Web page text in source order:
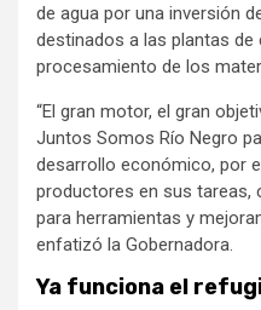
de agua por una inversión
destinados a las plantas
procesamiento de los
“El gran motor, el gran
Juntos Somos Río Negro
desarrollo económico, por
productores en sus tareas,
para herramientas y
enfatizó la Gobernadora.
Ya funciona el